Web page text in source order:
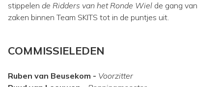
stippelen de Ridders van het Ronde Wiel de gang van
zaken binnen Team SKITS tot in de puntjes uit.
COMMISSIELEDEN
Ruben van Beusekom - Voorzitter